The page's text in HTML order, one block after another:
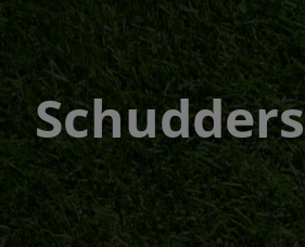
Schudders